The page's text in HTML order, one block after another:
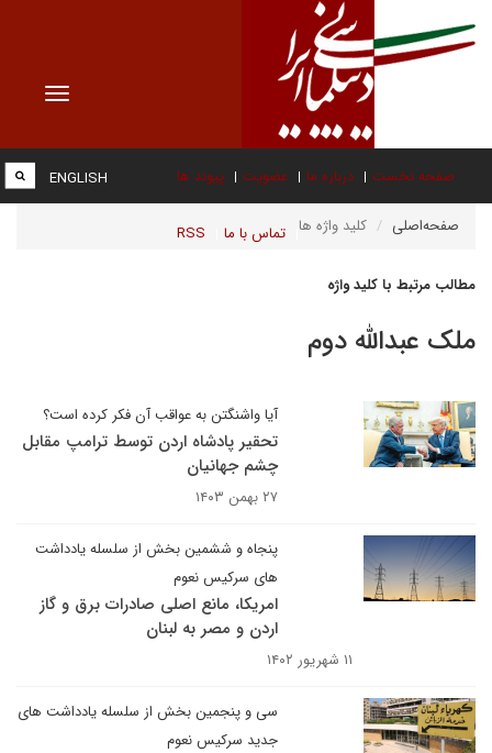
Toggle
صفحه نخست درباره ما عضویت پیوند ها
تماس با ما RSS
ENGLISH
صفحه‌اصلی کلید واژه ها
مطالب مرتبط با کلید واژه
ملک عبدالله دوم
آیا واشنگتن به عواقب آن فکر کرده است؟
تحقیر پادشاه اردن توسط ترامپ مقابل
چشم جهانیان
۲۷ بهمن ۱۴۰۳
پنجاه و ششمین بخش از سلسله یادداشت
های سرکیس نعوم
امریکا، مانع اصلی صادرات برق و گاز
اردن و مصر به لبنان
۱۱ شهریور ۱۴۰۲
سی و پنجمین بخش از سلسله یادداشت های
جدید سرکیس نعوم